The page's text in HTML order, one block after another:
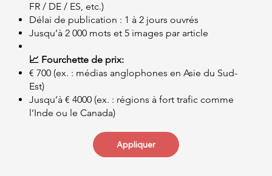
FR / DE / ES, etc.)
Délai de publication : 1 à 2 jours ouvrés
Jusqu’à 2 000 mots et 5 images par article
📈 Fourchette de prix:
€ 700 (ex. : médias anglophones en Asie du Sud-
Est)
Jusqu’à € 4000 (ex. : régions à fort trafic comme
l’Inde ou le Canada)
Appliquer